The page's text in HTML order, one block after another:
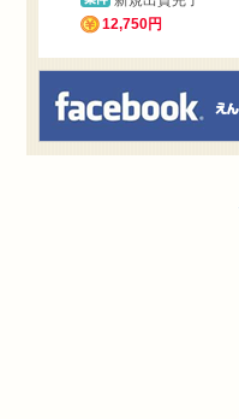
12,750円